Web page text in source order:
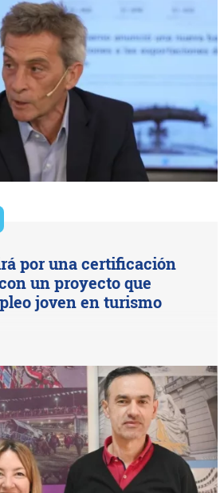
por una certificación
un proyecto que
joven en turismo